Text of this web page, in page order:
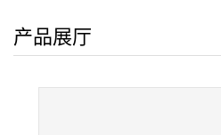
产品展厅